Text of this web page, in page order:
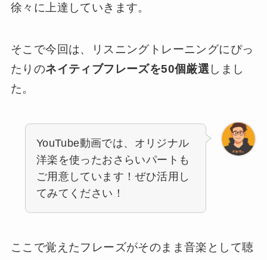
徐々に上達していきます。
そこで今回は、リスニングトレーニングにぴっ
たりのネイティブフレーズを50個厳選 しまし
た。
YouTube動画では、オリジナル
洋楽を使ったおさらいパートも
ご用意しています！ぜひ活用し
てみてください！
ここで覚えたフレーズがそのまま音楽として聴